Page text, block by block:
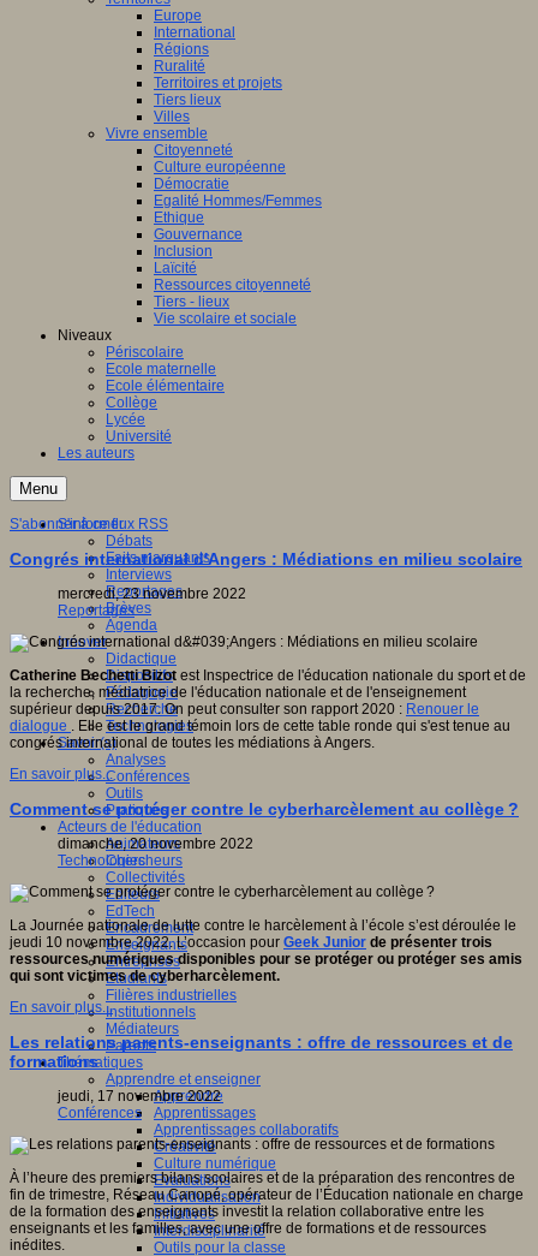
Europe
International
Régions
Ruralité
Territoires et projets
Tiers lieux
Villes
Vivre ensemble
Citoyenneté
Culture européenne
Démocratie
Egalité Hommes/Femmes
Ethique
Gouvernance
Inclusion
Laïcité
Ressources citoyenneté
Tiers - lieux
Vie scolaire et sociale
Niveaux
Périscolaire
Ecole maternelle
Ecole élémentaire
Collège
Lycée
Université
Les auteurs
Menu
S'informer
Débats
Faits marquants
Interviews
Reportages
Brèves
Agenda
Innover
Didactique
Dispositifs
Pédagogie
Recherche
Technologies
Savoir(s)
Analyses
Conférences
Outils
Pratiques
Acteurs de l'éducation
Animateurs
Chercheurs
Collectivités
Editeurs
EdTech
Encadrement
Enseignants
Entreprises
Etudiants
Filières industrielles
Institutionnels
Médiateurs
Parents
Thématiques
Apprendre et enseigner
Apprendre
Apprentissages
Apprentissages collaboratifs
Créativité
Culture numérique
Evaluations
Individualisation
Initiatives
Interdisciplinarité
Outils pour la classe
S'abonner à ce flux RSS
Congrés international d'Angers : Médiations en milieu scolaire
mercredi, 23 novembre 2022
Reportages
Catherine Bechetti Bizot est Inspectrice de l'éducation nationale du sport et de
la recherche, médiatrice de l'éducation nationale et de l'enseignement
supérieur depuis 2017. On peut consulter son rapport 2020 : Renouer le
dialogue . Elle est le grand témoin lors de cette table ronde qui s'est tenue au
congrés international de toutes les médiations à Angers.
En savoir plus...
Comment se protéger contre le cyberharcèlement au collège ?
dimanche, 20 novembre 2022
Technologies
La Journée nationale de lutte contre le harcèlement à l’école s’est déroulée le
jeudi 10 novembre 2022. L’occasion pour Geek Junior de présenter trois
ressources numériques disponibles pour se protéger ou protéger ses amis
qui sont victimes de cyberharcèlement.
En savoir plus...
Les relations parents-enseignants : offre de ressources et de
formations
jeudi, 17 novembre 2022
Conférences
À l’heure des premiers bilans scolaires et de la préparation des rencontres de
fin de trimestre, Réseau Canopé, opérateur de l’Éducation nationale en charge
de la formation des enseignants investit la relation collaborative entre les
enseignants et les familles, avec une offre de formations et de ressources
inédites.